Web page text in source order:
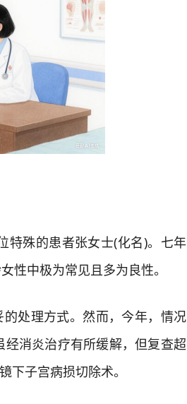
殊的患者张女士(化名)。七年
中极为常见且多为良性。
处理方式。然而，今年，情况
消炎治疗有所缓解，但复查超
下子宫病损切除术。